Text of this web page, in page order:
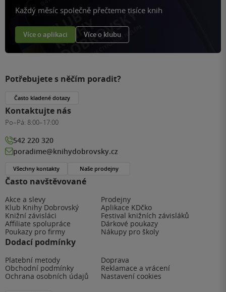
Každý měsíc společně přečteme tisíce knih
Více o aplikaci Více o klubu
Často navštěvované
Akce a slevy
Prodejny
Klub Knihy Dobrovský
Aplikace KDčko
Knižní závisláci
Festival knižních závisláků
Affiliate spolupráce
Dárkové poukazy
Poukazy pro firmy
Nákupy pro školy
Dodací podmínky
Platební metody
Doprava
Obchodní podmínky
Reklamace a vrácení
Ochrana osobních údajů
Nastavení cookies
Potřebujete s něčím poradit?
Často kladené dotazy
Kontaktujte nás
Po–Pá: 8:00–17:00
542 220 320
poradime@knihydobrovsky.cz
Všechny kontakty Naše prodejny